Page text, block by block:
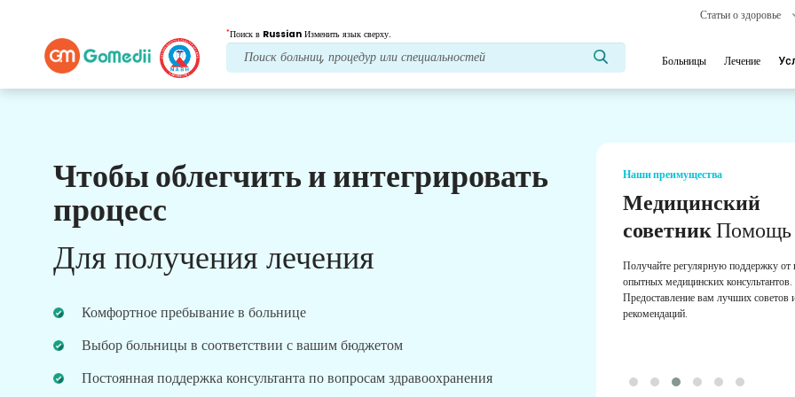
Статьи о здоровье
*Поиск в Russian Изменить язык сверху.
Больницы Лечение
Чтобы облегчить и интегрировать
процесс
Для получения лечения
Комфортное пребывание в больнице
Выбор больницы в соответствии с вашим бюджетом
Постоянная поддержка консультанта по вопросам здравоохранения
Наши преимущества
Лечение после
последующий уход
Получите круглосуточную медицинскую
Регулярные обновления о ваших потребностях в
Наши преимущества
Медицинский
советникПомощь
Получайте регулярную поддержку от
опытных медицинских консультантов.
Предоставление вам лучших советов
рекомендаций.